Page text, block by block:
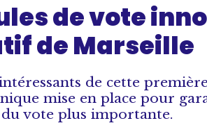
de vote
de Marseille
intéressants de cette
mise en place pour
vote plus importante.